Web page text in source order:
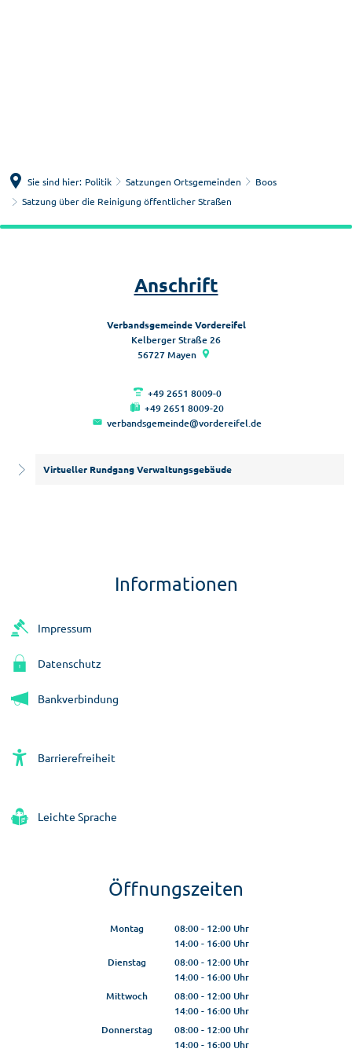
Sie sind hier: Politik Satzungen Ortsgemeinden
Boos
Satzung über die Reinigung öffentlicher Straßen
Anschrift
Verbandsgemeinde Vordereifel
Kelberger Straße 26
56727 Mayen
+49 2651 8009-0
+49 2651 8009-20
verbandsgemeinde@vordereifel.de
Virtueller Rundgang Verwaltungsgebäude
Informationen
Impressum
Datenschutz
Bankverbindung
Barrierefreiheit
Leichte Sprache
Öffnungszeiten
Montag 08:00- 12:00Uhr
Von 08:00 bis 12:00 Uhr
14:00- 16:00Uhr
Von 14:00 bis 16:00 Uhr
Dienstag 08:00- 12:00Uhr
Von 08:00 bis 12:00 Uhr
14:00- 16:00Uhr
Von 14:00 bis 16:00 Uhr
Mittwoch 08:00- 12:00Uhr
Von 08:00 bis 12:00 Uhr
14:00- 16:00Uhr
Von 14:00 bis 16:00 Uhr
Donnerstag 08:00- 12:00Uhr
Von 08:00 bis 12:00 Uhr
14:00- 16:00Uhr